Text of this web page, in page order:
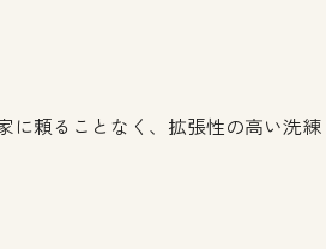
に頼ることなく、拡張性の高い洗練